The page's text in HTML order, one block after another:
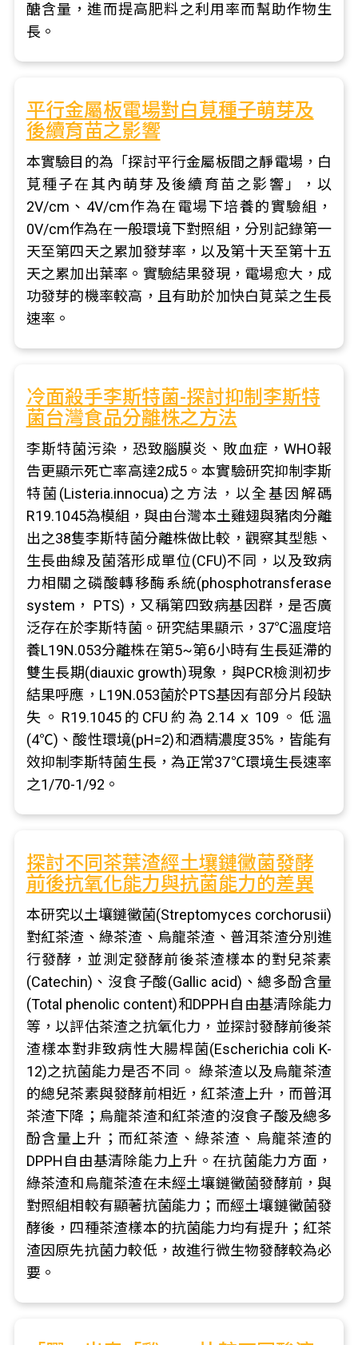
醣含量，進而提高肥料之利用率而幫助作物生
長。
平行金屬板電場對白莧種子萌芽及
後續育苗之影響
本實驗目的為「探討平行金屬板間之靜電場，白
莧種子在其內萌芽及後續育苗之影響」，以
2V/cm、4V/cm作為在電場下培養的實驗組，
0V/cm作為在一般環境下對照組，分別記錄第一
天至第四天之累加發芽率，以及第十天至第十五
天之累加出葉率。實驗結果發現，電場愈大，成
功發芽的機率較高，且有助於加快白莧菜之生長
速率。
冷面殺手李斯特菌-探討抑制李斯特
菌台灣食品分離株之方法
李斯特菌污染，恐致腦膜炎、敗血症，WHO報
告更顯示死亡率高達2成5。本實驗研究抑制李斯
特菌(Listeria.innocua)之方法，以全基因解碼
R19.1045為模組，與由台灣本土雞翅與豬肉分離
出之38隻李斯特菌分離株做比較，觀察其型態、
生長曲線及菌落形成單位(CFU)不同，以及致病
力相關之磷酸轉移酶系統(phosphotransferase
system， PTS)，又稱第四致病基因群，是否廣
泛存在於李斯特菌。研究結果顯示，37℃溫度培
養L19N.053分離株在第5~第6小時有生長延滯的
雙生長期(diauxic growth)現象，與PCR檢測初步
結果呼應，L19N.053菌於PTS基因有部分片段缺
失。R19.1045的CFU約為2.14ｘ109。低溫
(4℃)、酸性環境(pH=2)和酒精濃度35%，皆能有
效抑制李斯特菌生長，為正常37℃環境生長速率
之1/70-1/92。
探討不同茶葉渣經土壤鏈黴菌發酵
前後抗氧化能力與抗菌能力的差異
本研究以土壤鏈黴菌(Streptomyces corchorusii)
對紅茶渣、綠茶渣、烏龍茶渣、普洱茶渣分別進
行發酵，並測定發酵前後茶渣樣本的對兒茶素
(Catechin)、沒食子酸(Gallic acid)、總多酚含量
(Total phenolic content)和DPPH自由基清除能力
等，以評估茶渣之抗氧化力，並探討發酵前後茶
渣樣本對非致病性大腸桿菌(Escherichia coli K-
12)之抗菌能力是否不同。 綠茶渣以及烏龍茶渣
的總兒茶素與發酵前相近，紅茶渣上升，而普洱
茶渣下降；烏龍茶渣和紅茶渣的沒食子酸及總多
酚含量上升；而紅茶渣、綠茶渣、烏龍茶渣的
DPPH自由基清除能力上升。在抗菌能力方面，
綠茶渣和烏龍茶渣在未經土壤鏈黴菌發酵前，與
對照組相較有顯著抗菌能力；而經土壤鏈黴菌發
酵後，四種茶渣樣本的抗菌能力均有提升；紅茶
渣因原先抗菌力較低，故進行微生物發酵較為必
要。